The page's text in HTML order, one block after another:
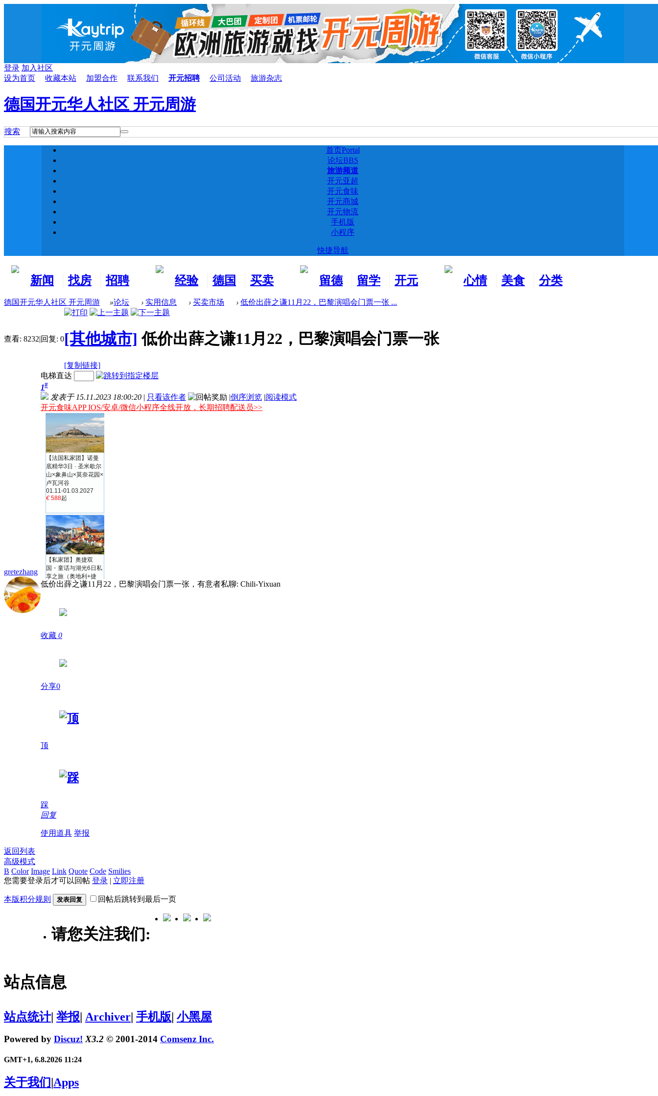
登录 加入社区
设为首页
收藏本站 加盟合作 联系我们 开元招聘 公司活动 旅游杂志
德国开元华人社区 开元周游
搜索
首页Portal
论坛BBS
旅游频道
开元亚超
开元食味
开元商城
开元物流
手机版
小程序
快捷导航
新闻
找房
招聘
经验
德国
买卖
市场
留德
新生
留学
德国
开元
心情
美食
分类
德国开元华人社区 开元周游 »论坛 › 实用信息 › 买卖市场 › 低价出薛之谦11月22，巴黎演唱会门票一张 ...
查看: 8232|回复: 0[其他城市] 低价出薛之谦11月22，巴黎演唱会门票一张
[复制链接]
gretezhang
电梯直达
1#
发表于 15.11.2023 18:00:20 | 只看该作者 |倒序浏览 |阅读模式
开元食味APP IOS/安卓/微信小程序全线开放，长期招聘配送员>>
低价出薛之谦11月22，巴黎演唱会门票一张，有意者私聊: Chili-Yixuan
收藏 0
分享0
顶
踩
回复
使用道具 举报
返回列表
高级模式
B Color Image Link Quote Code Smilies
您需要登录后才可以回帖 登录 | 立即注册
本版积分规则 发表回复 回帖后跳转到最后一页
请您关注我们:
站点信息
站点统计| 举报| Archiver| 手机版| 小黑屋
Powered by Discuz! X3.2 © 2001-2014 Comsenz Inc.
GMT+1, 6.8.2026 11:24
关于我们|Apps